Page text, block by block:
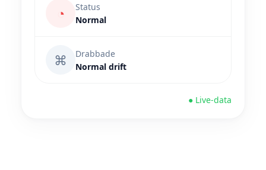
◔
Status
Normal
⌘
Drabbade
Normal drift
● Live-data